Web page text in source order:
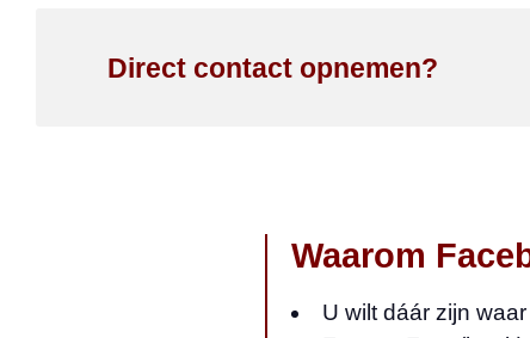
Direct contact opnemen?
Waarom
U wilt dáár zijn